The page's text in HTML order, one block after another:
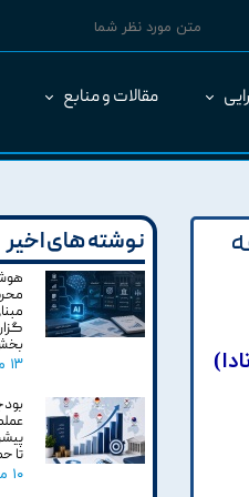
مقالات و منابع
نوشته های اخیر
۱۳ مرداد ۰۵
تا
۱۰ مرداد ۰۵